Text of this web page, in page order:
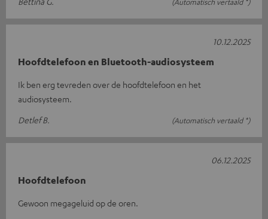
Hoofdtelefoon en Bluetooth-audiosysteem
Ik ben erg tevreden over de hoofdtelefoon en het
audiosysteem.
Detlef B.
(Automatisch vertaald *)
10.12.2025
Hoofdtelefoon
Gewoon megageluid op de oren.
06.12.2025